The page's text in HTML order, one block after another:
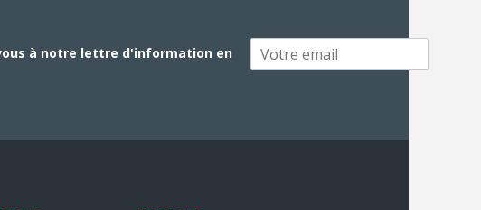
à notre lettre d'information en